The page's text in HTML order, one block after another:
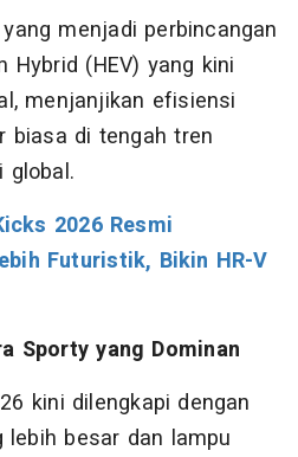
menjadi perbincangan
Hybrid (HEV) yang kini
menjanjikan efisiensi
biasa di tengah tren
global.
2026 Resmi
Futuristik, Bikin HR-V
Sporty yang Dominan
kini dilengkapi dengan
besar dan lampu